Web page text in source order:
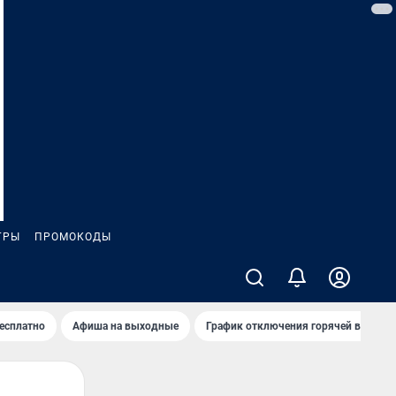
ПРОМОКОДЫ
Афиша на выходные График отключения горячей воды в